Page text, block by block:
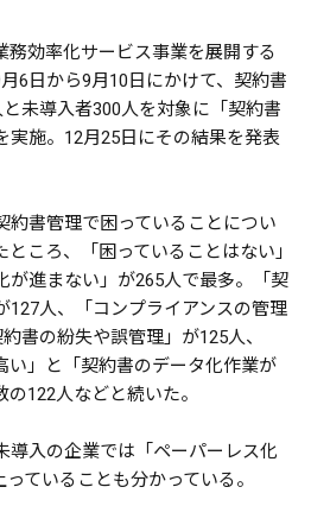
務効率化サービス事業を展開する
6日から9月10日にかけて、契約書
未導入者300人を対象に「契約書
実施。12月25日にその結果を発表
約書管理で困っていることについ
ころ、「困っていることはない」
が進まない」が265人で最多。「契
127人、「コンプライアンスの管理
書の紛失や誤管理」が125人、
い」と「契約書のデータ化作業が
122人などと続いた。
導入の企業では「ペーパーレス化
ていることも分かっている。